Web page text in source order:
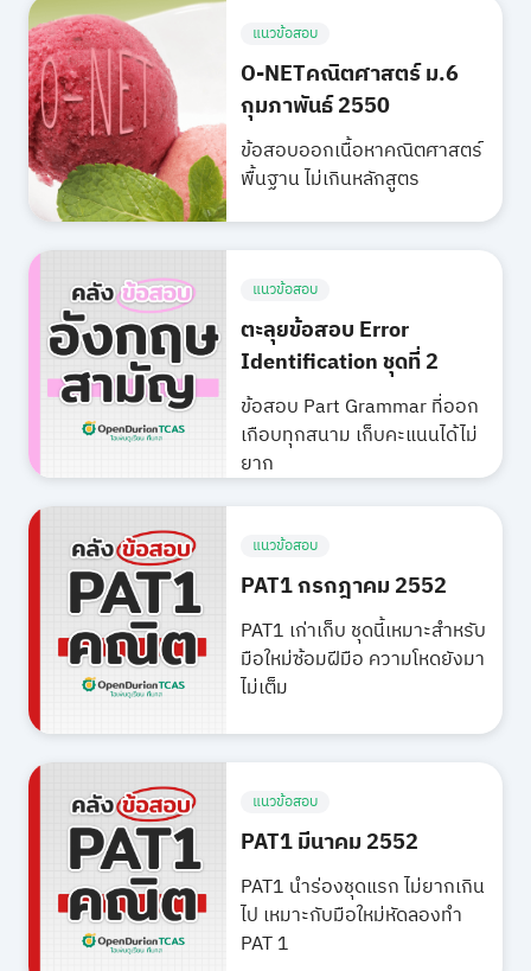
แนวข้อสอบ
O-NETคณิตศาสตร์ ม.6
กุมภาพันธ์ 2550
ข้อสอบออกเนื้อหาคณิตศาสตร์
พื้นฐาน ไม่เกินหลักสูตร
แนวข้อสอบ
ตะลุยข้อสอบ Error
Identification ชุดที่ 2
ข้อสอบ Part Grammar ที่ออก
เกือบทุกสนาม เก็บคะแนนได้ไม่
ยาก
แนวข้อสอบ
PAT1 กรกฎาคม 2552
PAT1 เก่าเก็บ ชุดนี้เหมาะสำหรับ
มือใหม่ซ้อมฝีมือ ความโหดยังมา
ไม่เต็ม
แนวข้อสอบ
PAT1 มีนาคม 2552
PAT1 นำร่องชุดแรก ไม่ยากเกิน
ไป เหมาะกับมือใหม่หัดลองทำ
PAT 1